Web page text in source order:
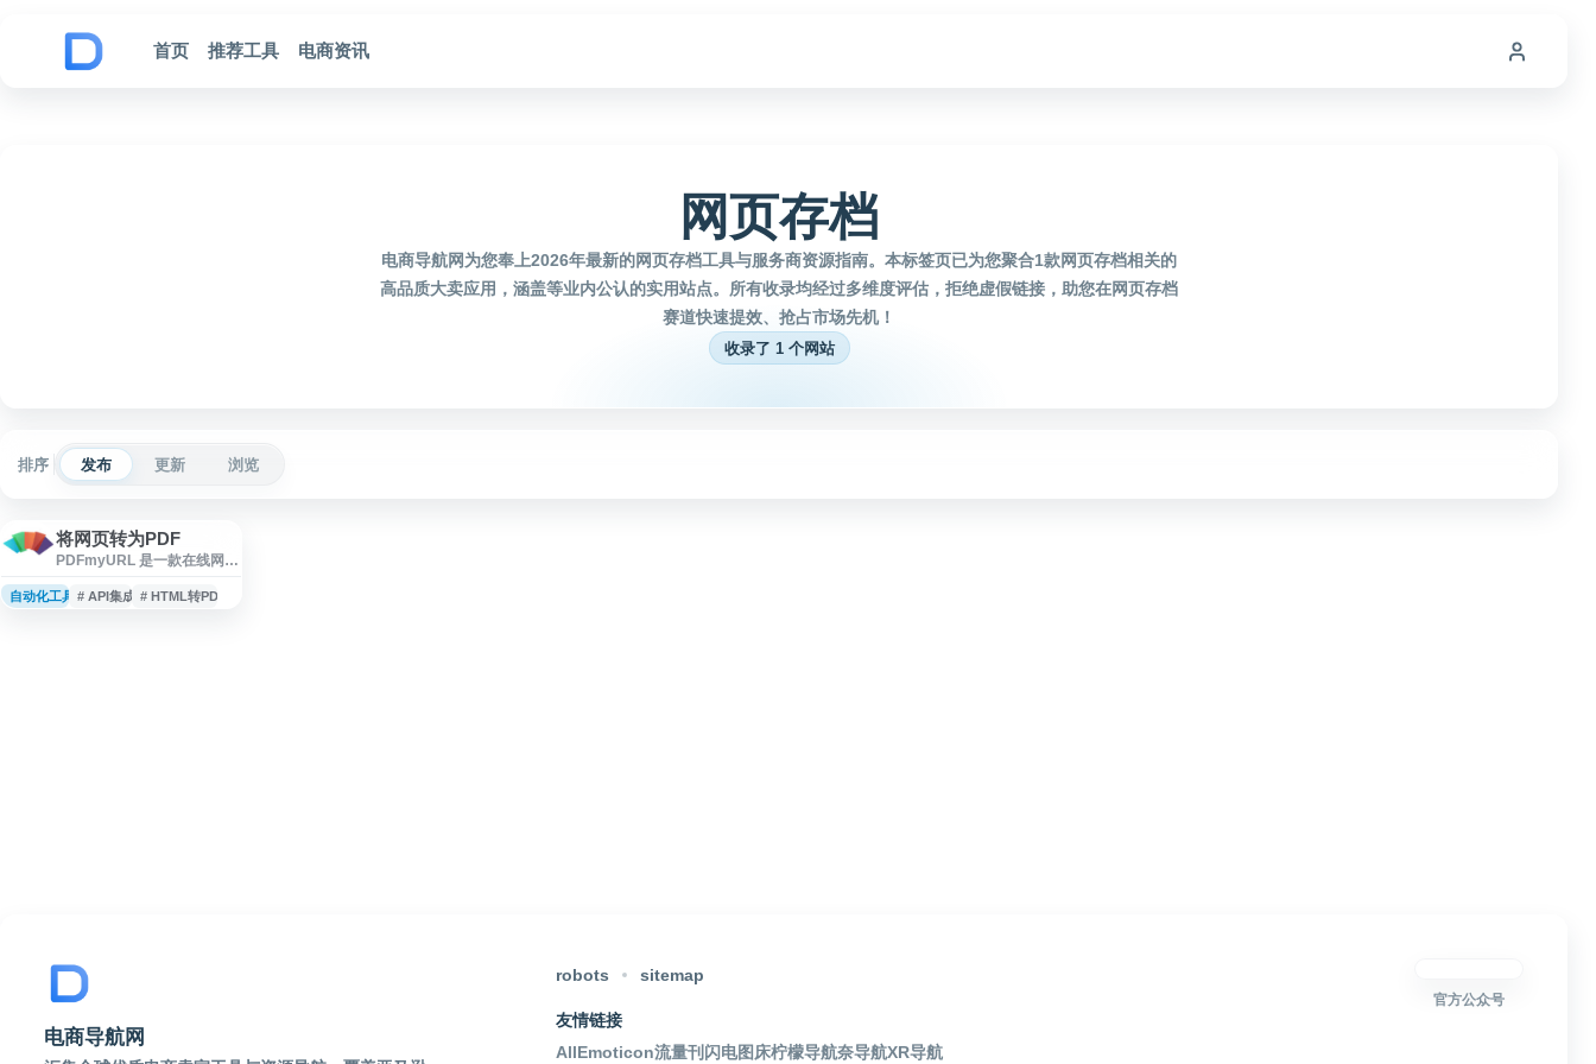
首页
推荐工具 电商资讯
网页存档
电商导航网为您奉上2026年最新的网页存档工具与服务商资源指南。本标签页已为您聚合1款网页存档相关的
高品质大卖应用，涵盖等业内公认的实用站点。所有收录均经过多维度评估，拒绝虚假链接，助您在网页存档
赛道快速提效、抢占市场先机！
收录了 1 个网站
排序 发布 更新 浏览
将网页转为PDF
PDFmyURL 是一款在线网页
页、整个网站或原始 HTML
转换为高质量 PDF 文件。用
自动化工具 # API集成 # HTML转PDF
电商导航网
robots sitemap
友情链接
AllEmoticon流量刊 闪电图床柠檬导航奈导航XR导航
官方公众号